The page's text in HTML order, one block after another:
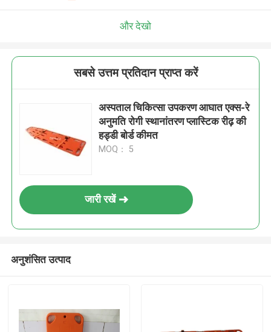
और देखो
सबसे उत्तम प्रतिदान प्राप्त करें
अस्पताल चिकित्सा उपकरण आघात एक्स-रे
अनुमति रोगी स्थानांतरण प्लास्टिक रीढ़ की
हड्डी बोर्ड कीमत
MOQ： 5
जारी रखें
अनुशंसित उत्पाद